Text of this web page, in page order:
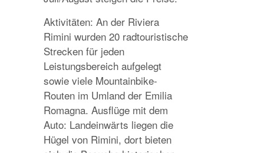
Aktivitäten: An der Riviera
Rimini wurden 20 radtouristische
Strecken für jeden
Leistungsbereich aufgelegt
sowie viele Mountainbike-
Routen im Umland der Emilia
Romagna. Ausflüge mit dem
Auto: Landeinwärts liegen die
Hügel von Rimini, dort bieten